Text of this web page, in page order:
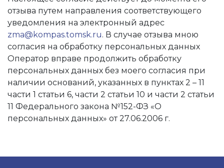
отзыва путем направления соответствующего
уведомления на электронный адрес
zma@kompas.tomsk.ru. В случае отзыва мною
согласия на обработку персональных данных
Оператор вправе продолжить обработку
персональных данных без моего согласия при
наличии оснований, указанных в пунктах 2 – 11
части 1 статьи 6, части 2 статьи 10 и части 2 статьи
11 Федерального закона №152-ФЗ «О
персональных данных» от 27.06.2006 г.